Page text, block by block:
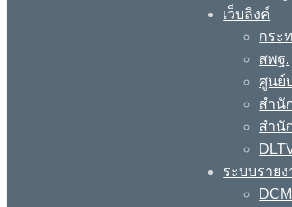
เว็บลิงค์
กระ
สพฐ.
ศูนย์
สำนั
สำนั
ระบบราย